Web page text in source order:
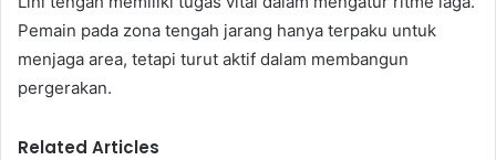
Pemain pada zona tengah jarang hanya terpaku untuk
menjaga area, tetapi turut aktif dalam membangun
pergerakan.
Related Articles